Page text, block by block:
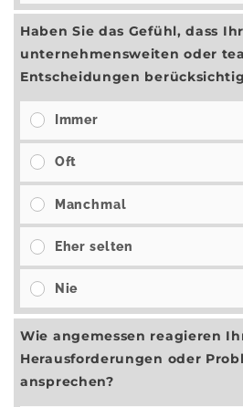
Haben Sie das Gefühl, dass
unternehmensweiten oder
Entscheidungen
Immer
Oft
Manchmal
Eher selten
Nie
Wie angemessen reagieren
Herausforderungen oder
ansprechen?